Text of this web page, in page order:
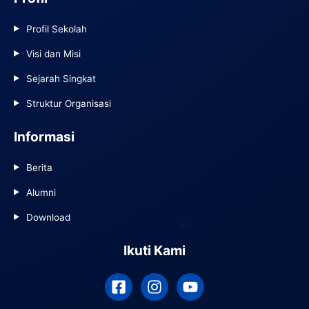
Profil Sekolah
Visi dan Misi
Sejarah Singkat
Struktur Organisasi
Informasi
Berita
Alumni
Download
Ikuti Kami